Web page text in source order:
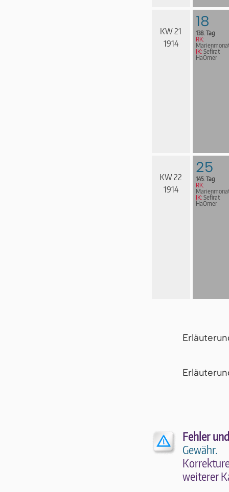
KW 21
1914
18
138. Tag
RK:
JK: Sefirat
HaOmer
KW 22
1914
25
145. Tag
RK:
JK: Sefirat
HaOmer
Fehler
Gewähr.
wei­te­rer